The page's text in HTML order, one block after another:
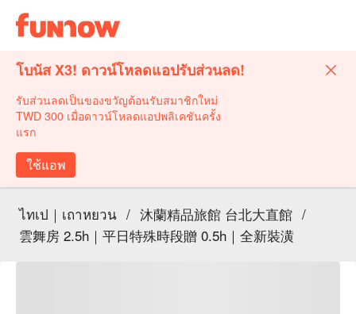
โบนัส X3! ดาวน์โหลดแอปรับส่วนลด!
รับส่วนลดเป็นของขวัญต้อนรับสมาชิกใหม่
TWD 300 เมื่อดาวน์โหลดแอปพลิเคชันครั้ง
แรก
ใช้แอพ
ไทเป｜เถาหยวน / 沐蘭精品旅館 台北大直館 /
雲舞房 2.5h｜平日特殊時段贈 0.5h｜全新裝潢